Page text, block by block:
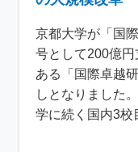
京都大学が「国
号として200億
ある「国際卓越
しとなりました
学に続く国内3